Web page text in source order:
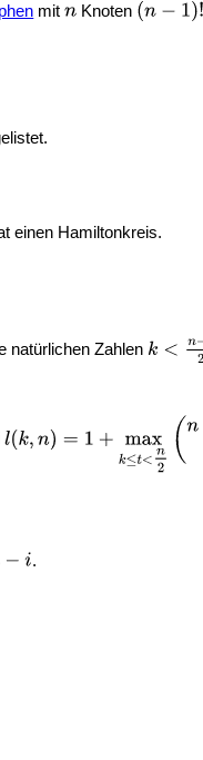
mit
Knoten
einen Hamiltonkreis.
natürlichen Zahlen
.